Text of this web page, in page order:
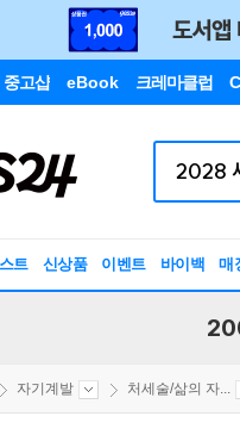
중고샵 eBook 크레마클럽
트 신상품 이벤트 바이백 매
자기계발 처세술/삶의 자...